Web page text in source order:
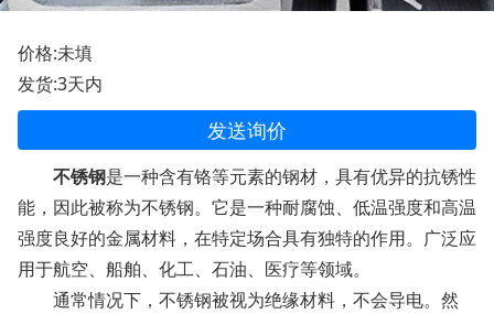
价格:未填
发货:3天内
发送询价
不锈钢是一种含有铬等元素的钢材，具有优异的抗锈性
能，因此被称为不锈钢。它是一种耐腐蚀、低温强度和高温
强度良好的金属材料，在特定场合具有独特的作用。广泛应
用于航空、船舶、化工、石油、医疗等领域。
通常情况下，不锈钢被视为绝缘材料，不会导电。然